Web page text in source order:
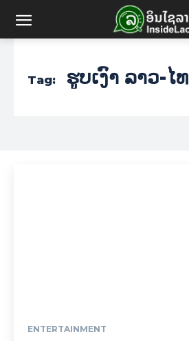
Tag: ຮູບເງົາ ລາວ-ໄທ
ENTERTAINMENT